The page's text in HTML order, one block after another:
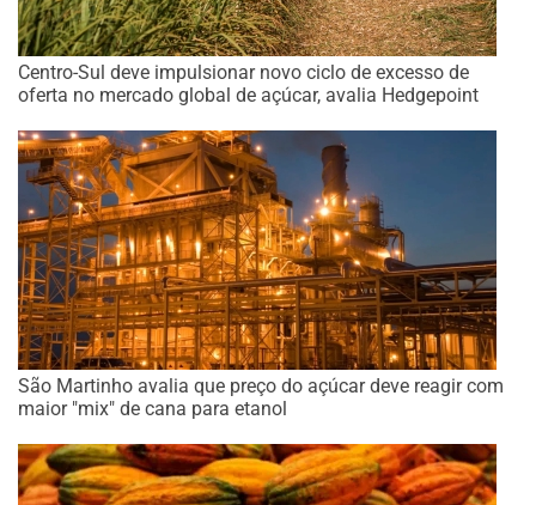
Centro-Sul deve impulsionar novo ciclo de excesso de
oferta no mercado global de açúcar, avalia Hedgepoint
São Martinho avalia que preço do açúcar deve reagir com
maior "mix" de cana para etanol